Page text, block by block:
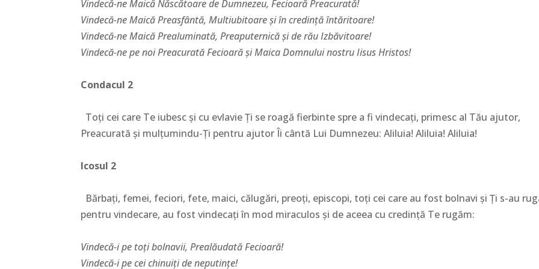
Vindecă-ne Maică Născătoare de Dumnezeu, Fecioară Preacurată!
Vindecă-ne Maică Preasfântă, Multiubitoare şi în credinţă întăritoare!
Vindecă-ne Maică Prealuminată, Preaputernică şi de rău Izbăvitoare!
Vindecă-ne pe noi Preacurată Fecioară şi Maica Domnului nostru Iisus Hristos!
Condacul 2
Toţi cei care Te iubesc şi cu evlavie Ţi se roagă fierbinte spre a fi vindecaţi, primesc al Tău ajutor,
Preacurată şi mulţumindu-Ţi pentru ajutor Îi cântă Lui Dumnezeu: Aliluia! Aliluia! Aliluia!
Icosul 2
Bărbaţi, femei, feciori, fete, maici, călugări, preoţi, episcopi, toţi cei care au fost bolnavi şi Ţi s-au
pentru vindecare, au fost vindecaţi în mod miraculos şi de aceea cu credinţă Te rugăm:
Vindecă-i pe toţi bolnavii, Prealăudată Fecioară!
Vindecă-i pe cei chinuiţi de neputinţe!